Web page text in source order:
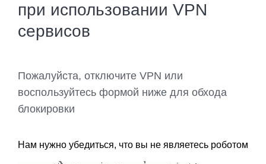
при использовании VPN
сервисов
Пожалуйста, отключите VPN или
воспользуйтесь формой ниже для обхода
блокировки
Нам нужно убедиться, что вы не являетесь роботом